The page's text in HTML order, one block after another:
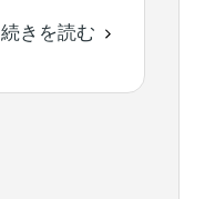
続きを読む